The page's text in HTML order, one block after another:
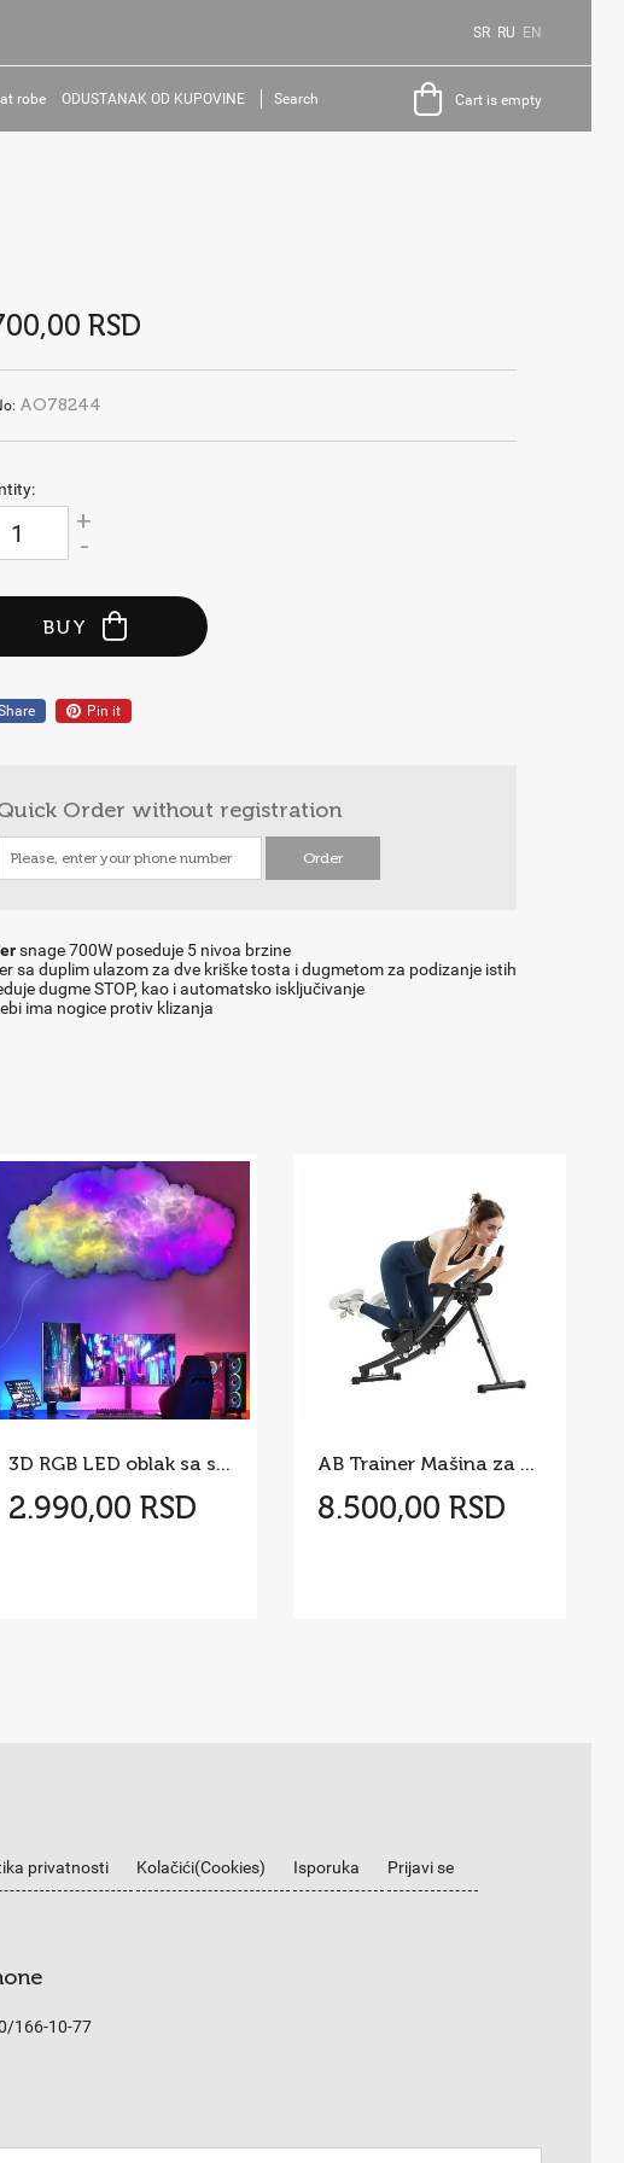
SR RU EN
robe ODUSTANAK OD KUPOVINE Search Cart is empty
RSD
AO78244
+
-
BUY
Pin it
Order without registration
snage 700W poseduje 5 nivoa brzine
sa duplim ulazom za dve kriške tosta i dugmetom za podizanje istih
dugme STOP, kao i automatsko isključivanje
ima nogice protiv klizanja
3D RGB LED oblak sa svetlosnim efektima – 200 cm
2.990,00 RSD
AB Trainer Mašina za Trbušnjake 200 kg
8.500,00 RSD
privatnosti Kolačići(Cookies) Isporuka Prijavi se
166-10-77